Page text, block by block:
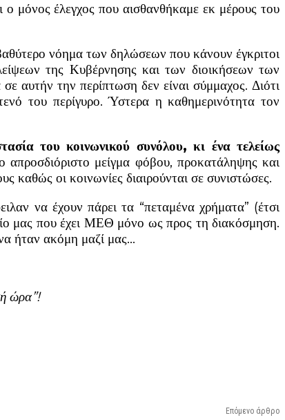
μόνος έλεγχος που αισθανθήκαμε εκ μέρους του
νόημα των δηλώσεων που κάνουν έγκριτοι
της Κυβέρνησης και των διοικήσεων των
αυτήν την περίπτωση δεν είναι σύμμαχος. Διότι
του περίγυρο. Ύστερα η καθημερινότητα τον
του κοινωνικού συνόλου, κι ένα τελείως
απροσδιόριστο μείγμα φόβου, προκατάληψης και
καθώς οι κοινωνίες διαιρούνται σε συνιστώσες.
να έχουν πάρει τα “πεταμένα χρήματα” (έτσι
μας που έχει ΜΕΘ μόνο ως προς τη διακόσμηση.
ήταν ακόμη μαζί μας…
ώρα”!
Επόμενο άρθρο